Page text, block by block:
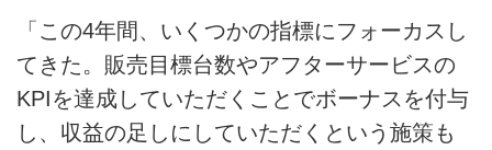
「この4年間、いくつかの指標にフォーカスし
てきた。販売目標台数やアフターサービスの
KPIを達成していただくことでボーナスを付与
し、収益の足しにしていただくという施策も